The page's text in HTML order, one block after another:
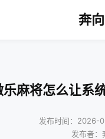
奔
麻将怎么让系
发布时间：2026-
发布者：